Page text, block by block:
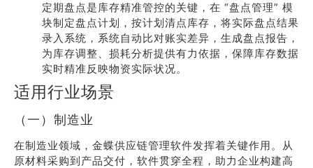
定期盘点是库存精准管控的关键，在 “盘点管理” 模
块制定盘点计划，按计划清点库存，将实际盘点结果
录入系统，系统自动比对账实差异，生成盘点报告，
为库存调整、损耗分析提供有力依据，保障库存数据
实时精准反映物资实际状况。
适用行业场景
（一）制造业
在制造业领域，金蝶供应链管理软件发挥着关键作用。从
原材料采购到产品交付，软件贯穿全程，助力企业构建高